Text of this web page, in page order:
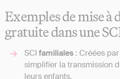
Exemples de mise à
gratuite dans une
SCI familiales : Créées
simplifier la transmission
leurs enfants.